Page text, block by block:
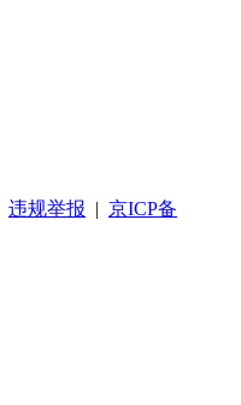
违规举报 | 京ICP备